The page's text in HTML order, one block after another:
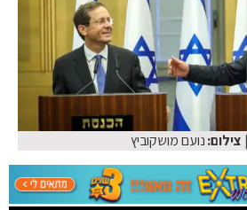
| צילום:נועם מושקוביץ